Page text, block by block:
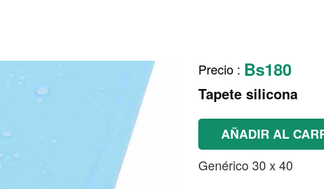
Precio : Bs180
Tapete silicona
AÑADIR AL
Genérico 30 x 40